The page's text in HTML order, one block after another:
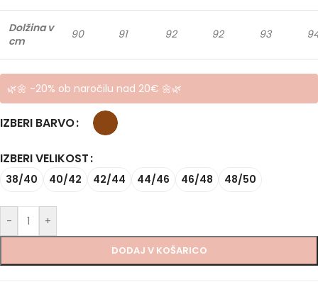
Dolžina v
cm
90 91 92 92 93
🌿🌼 -20% ob naročilu nad 20€ 🌼🌿
IZBERI BARVO
IZBERI VELIKOST
38/40 40/42 42/44 44/46 46/48 48/50
- +
DODAJ V KOŠARICO